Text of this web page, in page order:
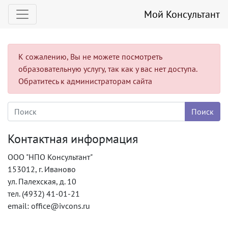
Мой Консультант
К сожалению, Вы не можете посмотреть
образовательную услугу, так как у вас нет доступа.
Обратитесь к администраторам сайта
Контактная информация
ООО "НПО Консультант"
153012, г. Иваново
ул. Палехская, д. 10
тел. (4932) 41-01-21
email: office@ivcons.ru